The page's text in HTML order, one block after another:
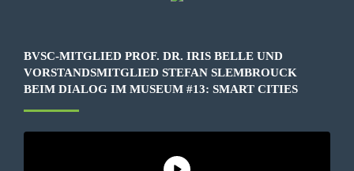
BVSC-MITGLIED PROF. DR. IRIS BELLE UND
VORSTANDSMITGLIED STEFAN SLEMBROUCK
BEIM DIALOG IM MUSEUM #13: SMART CITIES